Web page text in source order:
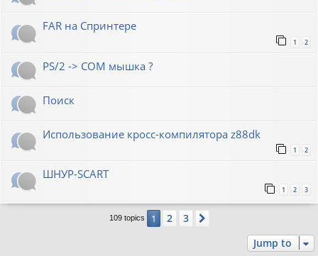
FAR на Спринтере
1 2
PS/2 -> COM мышка ?
Поиск
Использование кросс-компилятора z88dk
1 2
ШНУР-SCART
1 2 3
109 topics 1 2 3
Jump to